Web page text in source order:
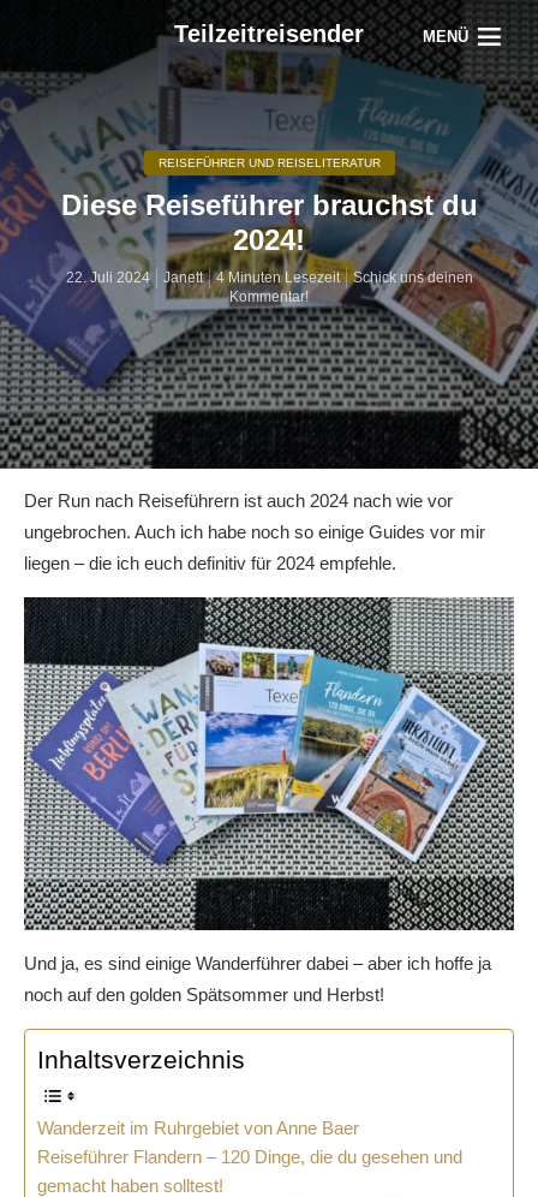
Teilzeitreisender MENÜ
REISEFÜHRER UND REISELITERATUR
Diese Reiseführer brauchst du
2024!
22. Juli 2024 Janett 4 Minuten Lesezeit
Schick uns deinen
Kommentar!
Der Run nach Reiseführern ist auch 2024 nach wie vor
ungebrochen. Auch ich habe noch so einige Guides vor mir
liegen – die ich euch definitiv für 2024 empfehle.
Und ja, es sind einige Wanderführer dabei – aber ich hoffe ja
noch auf den golden Spätsommer und Herbst!
Inhaltsverzeichnis
Wanderzeit im Ruhrgebiet von Anne Baer
Reiseführer Flandern – 120 Dinge, die du gesehen und
gemacht haben solltest!